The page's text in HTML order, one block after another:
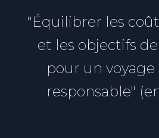
"Équilibrer les
et les objectifs
pour un voyage
responsable"